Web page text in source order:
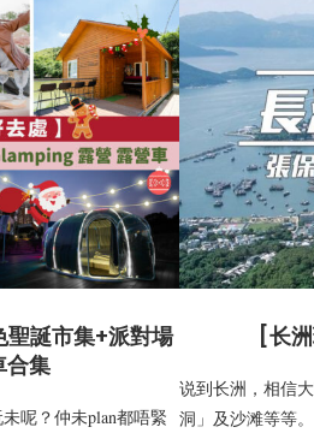
誕市集+派對場
合集
呢？仲未plan都唔緊
[长
说到长洲，相信
洞」及沙滩等等